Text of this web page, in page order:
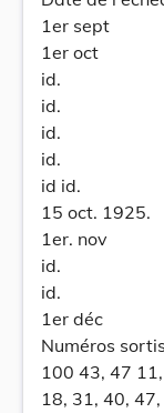
1er sept
1er oct
id.
id.
id.
id.
id id.
15 oct. 1925.
1er. nov
id.
id.
1er déc
Numéros
100 43, 47
18, 31, 40,